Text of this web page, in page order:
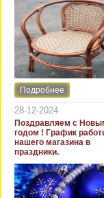
Интернет-магазин
и диван"
новинки стульев и
для дачи. В
представлены как
бюджетные модели из
пластика для дачи,
кресла для
домов из
искусственного
Подробнее
28-12-2024
Поздравляем с
годом ! График
нашего магазина в
праздники.